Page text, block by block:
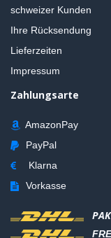
schweizer Kunden
Ihre Rücksendung
Lieferzeiten
Impressum
Zahlungsarte
AmazonPay
PayPal
Klarna
Vorkasse